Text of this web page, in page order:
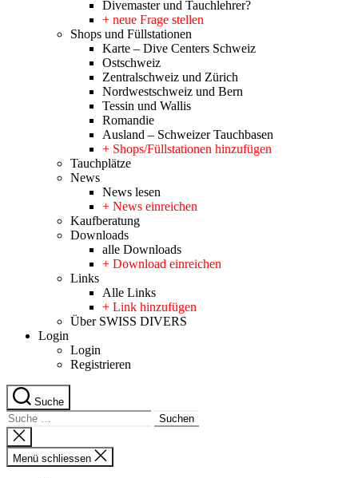
Divemaster und Tauchlehrer?
+ neue Frage stellen
Shops und Füllstationen
Karte – Dive Centers Schweiz
Ostschweiz
Zentralschweiz und Zürich
Nordwestschweiz und Bern
Tessin und Wallis
Romandie
Ausland – Schweizer Tauchbasen
+ Shops/Füllstationen hinzufügen
Tauchplätze
News
News lesen
+ News einreichen
Kaufberatung
Downloads
alle Downloads
+ Download einreichen
Links
Alle Links
+ Link hinzufügen
Über SWISS DIVERS
Login
Login
Registrieren
Suche
Suche
nach:
Suche
schliessen
Menü schliessen